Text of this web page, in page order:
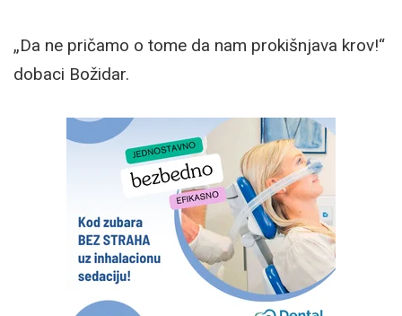
„Da ne pričamo o tome da nam prokišnjava krov!“
dobaci Božidar.